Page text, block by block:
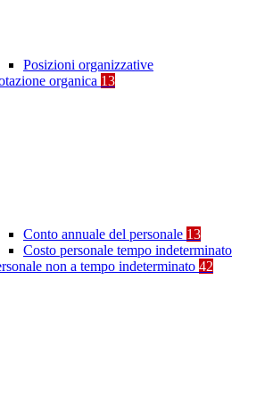
Posizioni organizzative
organica 13
Conto annuale del personale 13
Costo personale tempo indeterminato
non a tempo indeterminato 42